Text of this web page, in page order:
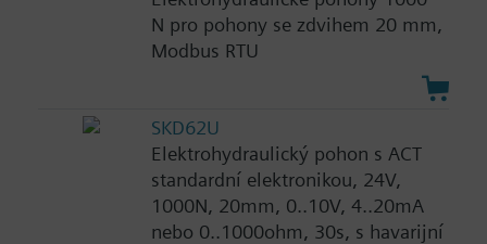
N pro pohony se zdvihem 20 mm,
Modbus RTU
SKD62U
Elektrohydraulický pohon s ACT
standardní elektronikou, 24V,
1000N, 20mm, 0..10V, 4..20mA
nebo 0..1000ohm, 30s, s havarijní